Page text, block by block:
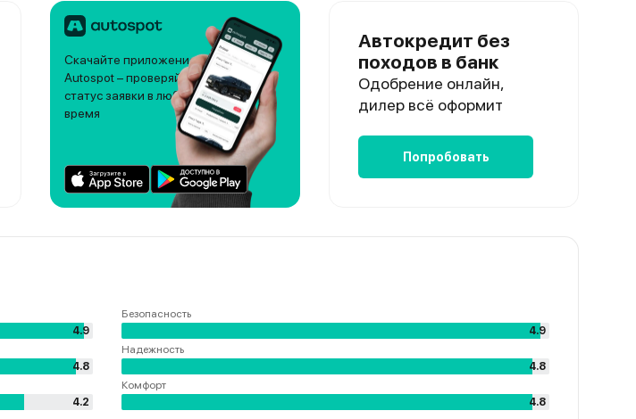
Скачайте приложение
Autospot – проверяйте
статус заявки в любое
время
Автокредит без
походов в банк
Одобрение онлайн,
дилер всё оформит
Попробовать
4.9
4.8
4.2
Безопасность
4.9
Надежность
4.8
Комфорт
4.8